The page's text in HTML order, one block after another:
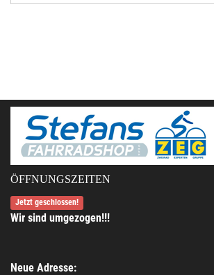
ÖFFNUNGSZEITEN
Jetzt geschlossen!
Wir sind umgezogen!!!
Neue Adresse: